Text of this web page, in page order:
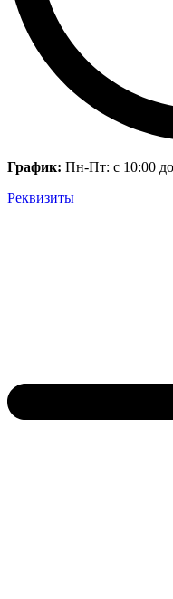
График: Пн-Пт: с 10:00
Реквизиты